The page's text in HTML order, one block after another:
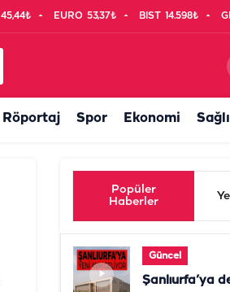
45,44₺ EURO 53,37₺ BIST 14.598₺
Röportaj Spor Ekonomi
Popüler
Haberler
Güncel
Şanlıurfa’ya